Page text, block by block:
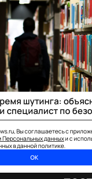
шутинга:
специалист по
Вы соглашаетесь с
Персональных данныхи с
в данной политике.
ОК